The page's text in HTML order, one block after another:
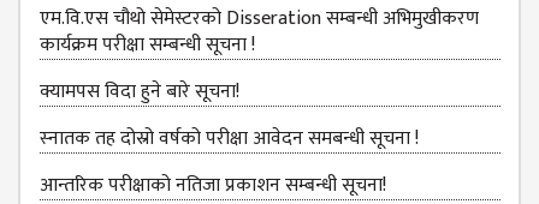
INSTITUTIONAL
INDIVIDUAL
OUR TEAM
CAMPUS
WINGS
एम.वि.एस चौथो सेमेस्टरको Disseration सम्बन्धी अभिमुखीकरण
कार्यक्रम परीक्षा सम्बन्धी सूचना !
क्यामपस विदा हुने बारे सूचना!
स्‍नातक तह दोस्रो वर्षको परीक्षा आवेदन समबन्धी सूचना !
आन्तरिक परीक्षाको नतिजा प्रकाशन सम्बन्धी सूचना!